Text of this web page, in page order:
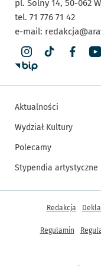
pl. Solny 14, 50-062
tel. 71 776 71 42
e-mail:
Aktualności
Wydział Kultury
Polecamy
Stypendia artystyczne
Inne
Redakcja
Regulamin